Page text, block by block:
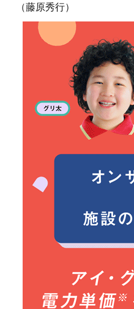
（藤原秀行）